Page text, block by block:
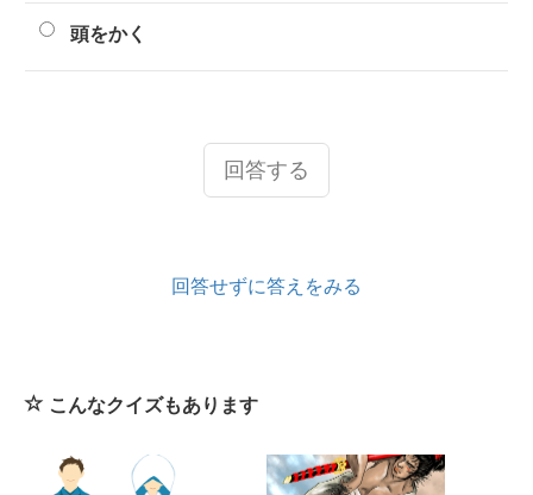
頭をかく
回答する
回答せずに答えをみる
こんなクイズもあります